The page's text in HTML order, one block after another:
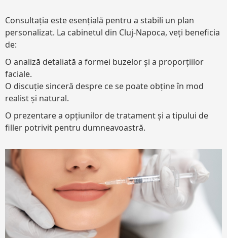
Consultația este esențială pentru a stabili un plan
personalizat. La cabinetul din Cluj-Napoca, veți beneficia
de:
O analiză detaliată a formei buzelor și a proporțiilor
faciale.
O discuție sinceră despre ce se poate obține în mod
realist și natural.
O prezentare a opțiunilor de tratament și a tipului de
filler potrivit pentru dumneavoastră.